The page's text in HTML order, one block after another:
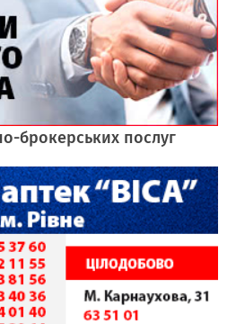
брокерських послуг